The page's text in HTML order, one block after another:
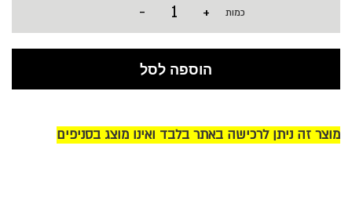
כמות +
-
הוספה לסל
מוצר זה ניתן לרכישה באתר בלבד ואינו מוצג בסניפים